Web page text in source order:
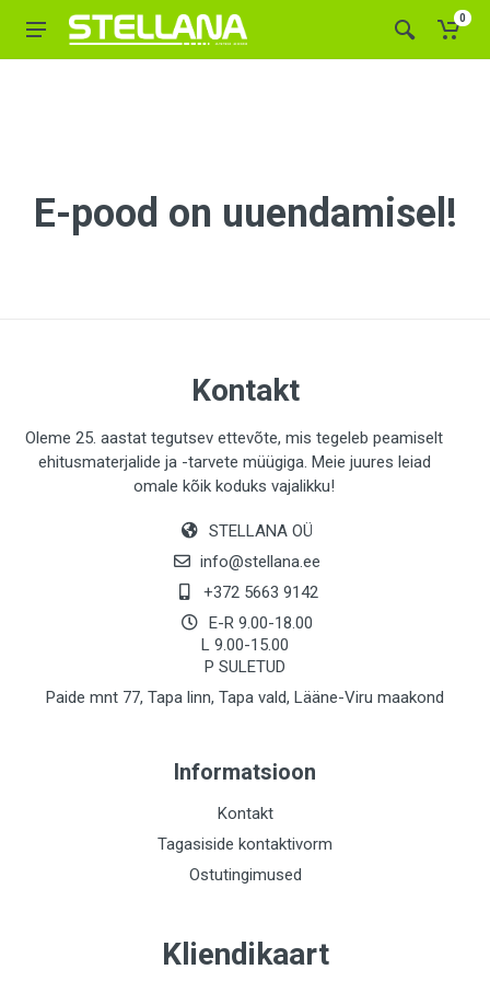
0
E-pood on uuendamisel!
Kontakt
Oleme 25. aastat tegutsev ettevõte, mis tegeleb peamiselt
ehitusmaterjalide ja -tarvete müügiga. Meie juures leiad
omale kõik koduks vajalikku!
STELLANA OÜ
info@stellana.ee
+372 5663 9142
E-R 9.00-18.00
L 9.00-15.00
P SULETUD
Paide mnt 77, Tapa linn, Tapa vald, Lääne-Viru maakond
Informatsioon
Kontakt
Tagasiside kontaktivorm
Ostutingimused
Kliendikaart